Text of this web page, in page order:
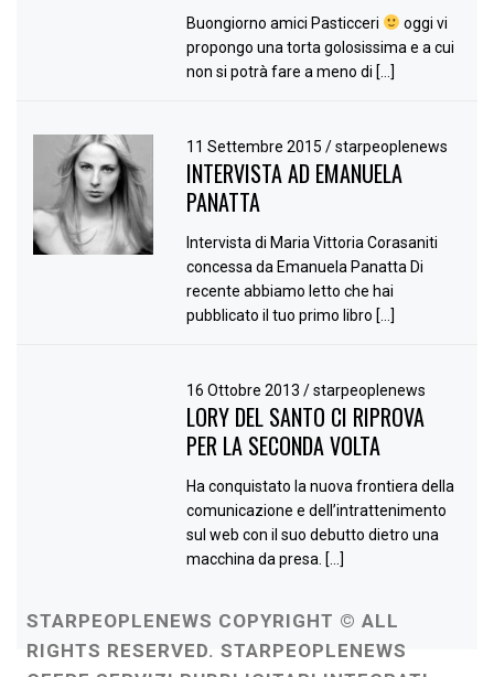
Buongiorno amici Pasticceri
oggi vi
propongo una torta golosissima e a cui
non si potrà fare a meno di […]
11 Settembre 2015/ starpeoplenews
INTERVISTA AD EMANUELA
PANATTA
Intervista di Maria Vittoria Corasaniti
concessa da Emanuela Panatta Di
recente abbiamo letto che hai
pubblicato il tuo primo libro […]
16 Ottobre 2013/ starpeoplenews
LORY DEL SANTO CI RIPROVA
PER LA SECONDA VOLTA
Ha conquistato la nuova frontiera della
comunicazione e dell’intrattenimento
sul web con il suo debutto dietro una
macchina da presa. […]
STARPEOPLENEWS COPYRIGHT © ALL
RIGHTS RESERVED. STARPEOPLENEWS